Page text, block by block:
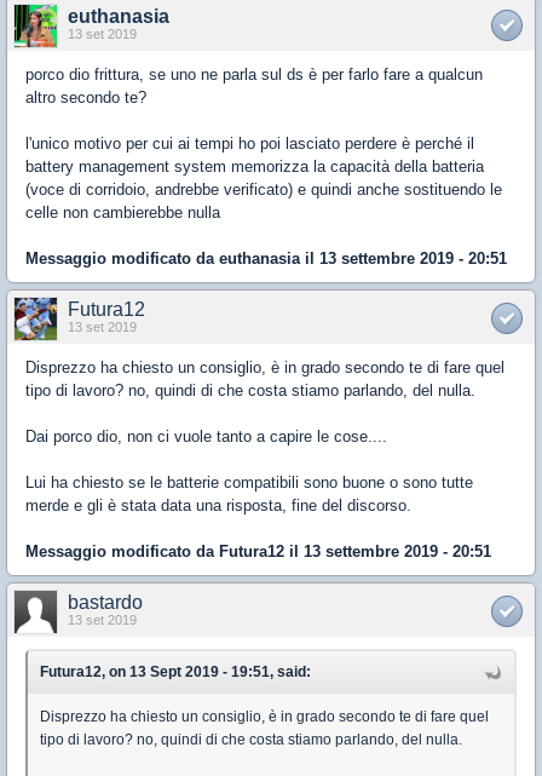
euthanasia
13 set 2019
porco dio frittura, se uno ne parla sul ds è per farlo fare a qualcun
altro secondo te?
l'unico motivo per cui ai tempi ho poi lasciato perdere è perché il
battery management system memorizza la capacità della batteria
(voce di corridoio, andrebbe verificato) e quindi anche sostituendo le
celle non cambierebbe nulla
Messaggio modificato da euthanasiail 13 settembre 2019 - 20:51
Futura12
13 set 2019
Disprezzo ha chiesto un consiglio, è in grado secondo te di fare quel
tipo di lavoro? no, quindi di che costa stiamo parlando, del nulla.
Dai porco dio, non ci vuole tanto a capire le cose....
Lui ha chiesto se le batterie compatibili sono buone o sono tutte
merde e gli è stata data una risposta, fine del discorso.
Messaggio modificato da Futura12 il 13 settembre 2019 - 20:51
bastardo
13 set 2019
Futura12, on 13 Sept 2019 - 19:51, said:
Disprezzo ha chiesto un consiglio, è in grado secondo te di fare quel
tipo di lavoro? no, quindi di che costa stiamo parlando, del nulla.